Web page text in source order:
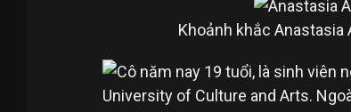
Khoảnh khắc Anastasia